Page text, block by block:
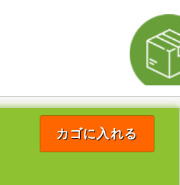
カゴに入れる
All rights reserved.